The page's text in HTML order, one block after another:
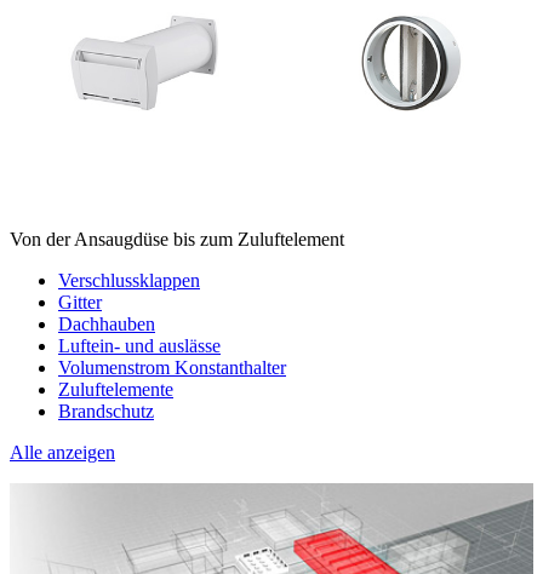
Von der Ansaugdüse bis zum Zuluftelement
Verschlussklappen
Gitter
Dachhauben
Luftein- und auslässe
Volumenstrom Konstanthalter
Zuluftelemente
Brandschutz
Alle anzeigen